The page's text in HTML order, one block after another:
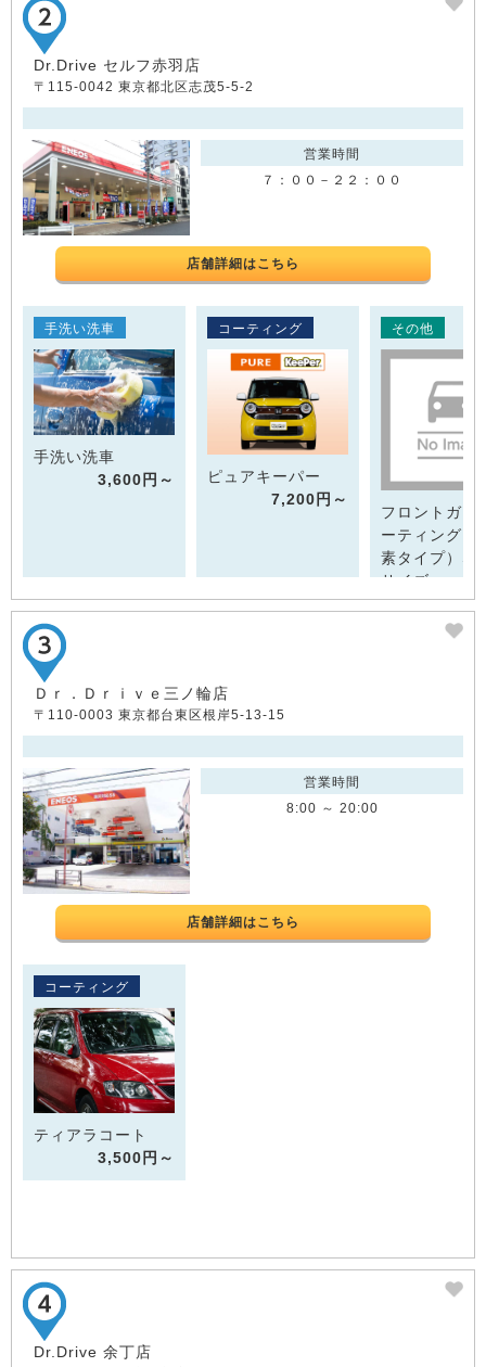
Dr.Drive セルフ赤羽店
〒115-0042 東京都北区志茂5-5-2
営業時間
７：００－２２：００
店舗詳細はこちら
手洗い洗車
手洗い洗車
3,600円～
コーティング
ピュアキーパー
7,200円～
その他
フロントガラ
ーティング（
素タイプ）
サイズ
Ｄｒ．Ｄｒｉｖｅ三ノ輪店
〒110-0003 東京都台東区根岸5-13-15
営業時間
8:00 ～ 20:00
店舗詳細はこちら
コーティング
ティアラコート
3,500円～
Dr.Drive 余丁店